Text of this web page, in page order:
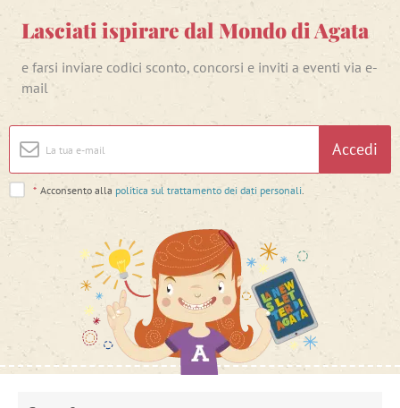
Lasciati ispirare dal Mondo di Agata
e farsi inviare codici sconto, concorsi e inviti a eventi via e-
mail
Accedi
* Acconsento alla politica sul trattamento dei dati personali.